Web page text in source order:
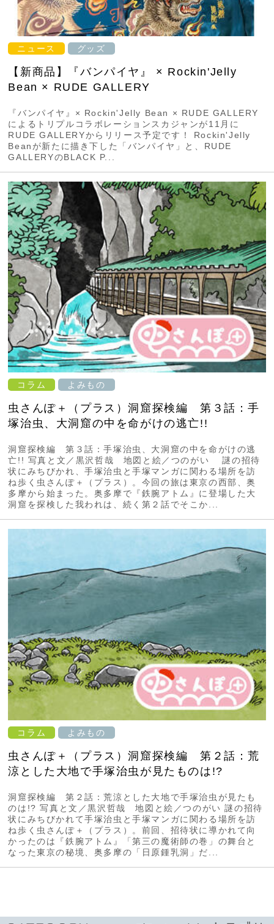
ニュース グッズ
【新商品】『バンパイヤ』 × Rockin'Jelly
Bean × RUDE GALLERY
『バンパイヤ』× Rockin'Jelly Bean × RUDE GALLERY
によるトリプルコラボレーションスカジャンが11月に
RUDE GALLERYからリリース予定です！ Rockin'Jelly
Beanが新たに描き下した「バンパイヤ」と、RUDE
GALLERYのBLACK P...
コラム よみもの
虫さんぽ＋（プラス）洞窟探検編 第３話：手
塚治虫、大洞窟の中を命がけの逃亡!!
洞窟探検編 第３話：手塚治虫、大洞窟の中を命がけの逃
亡!! 写真と文／黒沢哲哉 地図と絵／つのがい 謎の招待
状にみちびかれ、手塚治虫と手塚マンガに関わる場所を訪
ね歩く虫さんぽ＋（プラス）。今回の旅は東京の西部、奥
多摩から始まった。奥多摩で『鉄腕アトム』に登場した大
洞窟を探検した我われは、続く第２話でそこか...
コラム よみもの
虫さんぽ＋（プラス）洞窟探検編 第２話：荒
涼とした大地で手塚治虫が見たものは!?
洞窟探検編 第２話：荒涼とした大地で手塚治虫が見たも
のは!? 写真と文／黒沢哲哉 地図と絵／つのがい 謎の招待
状にみちびかれて手塚治虫と手塚マンガに関わる場所を訪
ね歩く虫さんぽ＋（プラス）。前回、招待状に導かれて向
かったのは『鉄腕アトム』「第三の魔術師の巻」の舞台と
なった東京の秘境、奥多摩の「日原鍾乳洞」だ...